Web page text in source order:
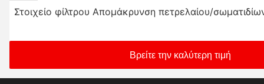
Στοιχείο φίλτρου Απομάκρυνση πετρελαίου/
Βρείτε την καλύτερη τιμή